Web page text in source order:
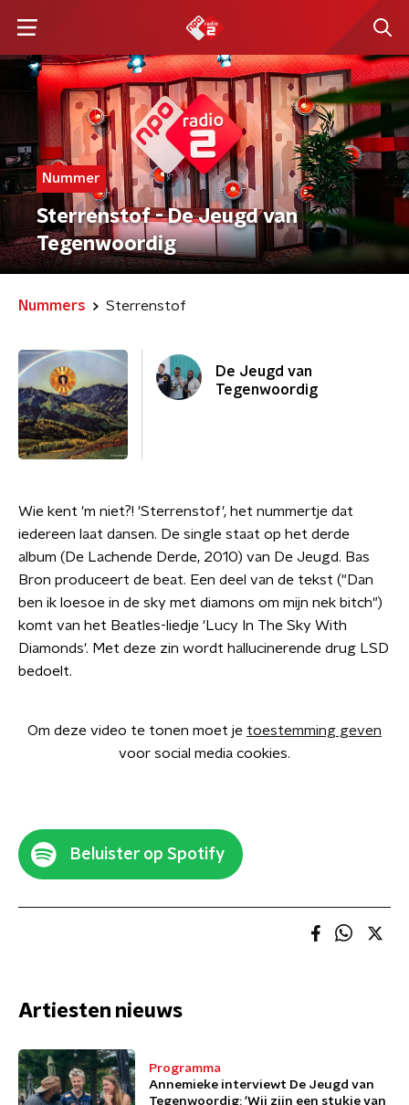
Nummer
Sterrenstof - De Jeugd van
Tegenwoordig
Nummers Sterrenstof
De Jeugd van
Tegenwoordig
Wie kent 'm niet?! 'Sterrenstof', het nummertje dat
iedereen laat dansen. De single staat op het derde
album (De Lachende Derde, 2010) van De Jeugd. Bas
Bron produceert de beat. Een deel van de tekst ("Dan
ben ik loesoe in de sky met diamons om mijn nek bitch")
komt van het Beatles-liedje 'Lucy In The Sky With
Diamonds'. Met deze zin wordt hallucinerende drug LSD
bedoelt.
Om deze video te tonen moet je toestemming geven
voor social media cookies.
Beluister op Spotify
Artiesten nieuws
Programma
Annemieke interviewt De Jeugd van
Tegenwoordig: 'Wij zijn een stukje van